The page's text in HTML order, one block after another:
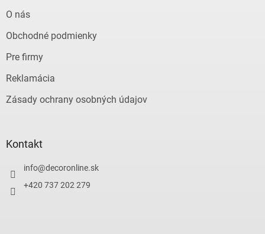
O nás
Obchodné podmienky
Pre firmy
Reklamácia
Zásady ochrany osobných údajov
Kontakt
info@decoronline.sk
+420 737 202 279